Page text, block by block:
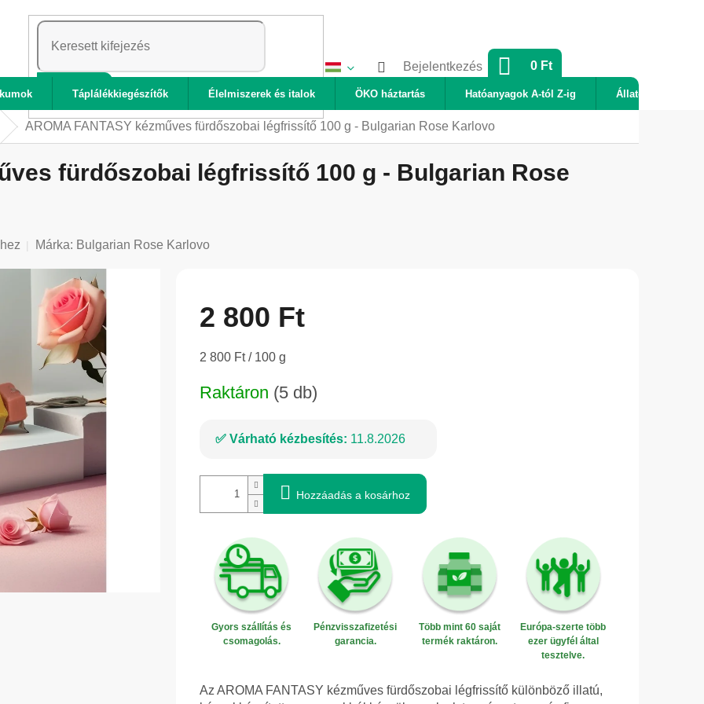
KERESÉS
Bejelentkezés KOSÁR
0 Ft
Táplálékkiegészítők Élelmiszerek és italok ÖKO háztartás Hatóanyagok A-tól Z-ig Állatok
AROMA FANTASY kézműves fürdőszobai légfrissítő 100 g - Bulgarian Rose Karlovo
fürdőszobai légfrissítő 100 g - Bulgarian Rose
Márka: Bulgarian Rose Karlovo
2 800 Ft
Egységár:
2 800 Ft / 100 g
Raktáron (5 db)
Várható kézbesítés: 11.8.2026
Hozzáadás a kosárhoz
Gyors szállítás és
csomagolás.
Pénzvisszafizetési
garancia.
Több mint 60 saját
termék raktáron.
Európa-szerte több
ezer ügyfél által
tesztelve.
Az AROMA FANTASY kézműves fürdőszobai légfrissítő különböző illatú,